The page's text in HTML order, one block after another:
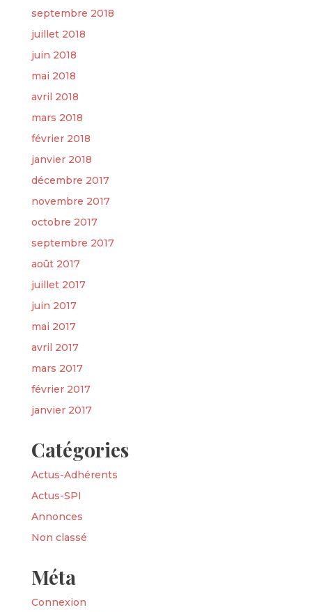
septembre 2018
juillet 2018
juin 2018
mai 2018
avril 2018
mars 2018
février 2018
janvier 2018
décembre 2017
novembre 2017
octobre 2017
septembre 2017
août 2017
juillet 2017
juin 2017
mai 2017
avril 2017
mars 2017
février 2017
janvier 2017
Catégories
Actus-Adhérents
Actus-SPI
Annonces
Non classé
Méta
Connexion